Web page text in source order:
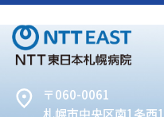
〒060-0061